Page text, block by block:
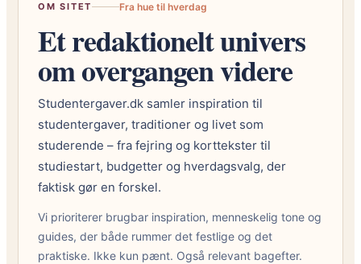
OM SITET Fra hue til hverdag
Et redaktionelt univers
om overgangen videre
Studentergaver.dk samler inspiration til
studentergaver, traditioner og livet som
studerende – fra fejring og korttekster til
studiestart, budgetter og hverdagsvalg, der
faktisk gør en forskel.
Vi prioriterer brugbar inspiration, menneskelig tone og
guides, der både rummer det festlige og det
praktiske. Ikke kun pænt. Også relevant bagefter.